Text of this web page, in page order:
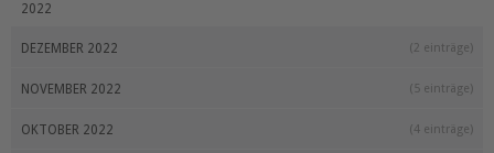
2022
DEZEMBER 2022 (2 einträge)
NOVEMBER 2022 (5 einträge)
OKTOBER 2022 (4 einträge)